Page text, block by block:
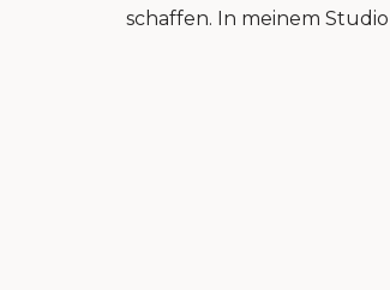
schaffen. In meinem